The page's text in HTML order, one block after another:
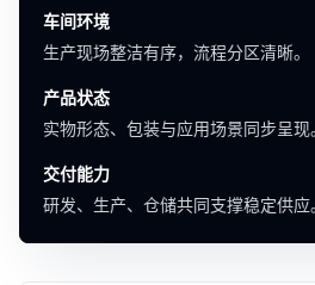
车间环境
生产现场整洁有序，流程分区清晰。
产品状态
实物形态、包装与应用场景同步呈现。
交付能力
研发、生产、仓储共同支撑稳定供应。